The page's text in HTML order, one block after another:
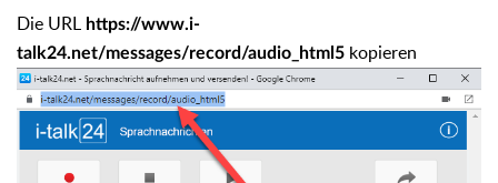
Die URL https://www.i-
talk24.net/messages/record/audio_html5 kopieren